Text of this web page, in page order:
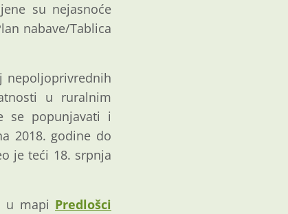
su nejasnoće
nabave/Tablica
nepoljoprivrednih
u ruralnim
se popunjavati i
2018. godine do
je teći 18. srpnja
u mapi Predlošci